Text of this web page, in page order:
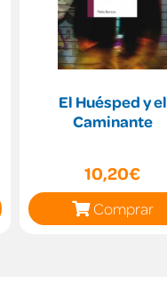
El Huésped y el
Caminante
10,20€
Comprar